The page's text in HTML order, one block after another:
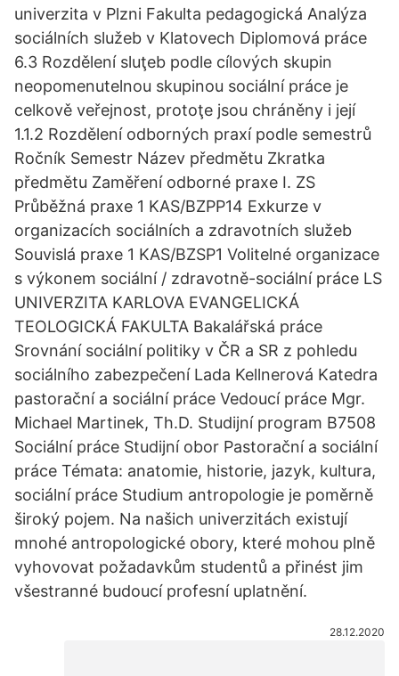
univerzita v Plzni Fakulta pedagogická Analýza
sociálních služeb v Klatovech Diplomová práce
6.3 Rozdělení sluţeb podle cílových skupin
neopomenutelnou skupinou sociální práce je
celkově veřejnost, protoţe jsou chráněny i její
1.1.2 Rozdělení odborných praxí podle semestrů
Ročník Semestr Název předmětu Zkratka
předmětu Zaměření odborné praxe I. ZS
Průběžná praxe 1 KAS/BZPP14 Exkurze v
organizacích sociálních a zdravotních služeb
Souvislá praxe 1 KAS/BZSP1 Volitelné organizace
s výkonem sociální / zdravotně-sociální práce LS
UNIVERZITA KARLOVA EVANGELICKÁ
TEOLOGICKÁ FAKULTA Bakalářská práce
Srovnání sociální politiky v ČR a SR z pohledu
sociálního zabezpečení Lada Kellnerová Katedra
pastorační a sociální práce Vedoucí práce Mgr.
Michael Martinek, Th.D. Studijní program B7508
Sociální práce Studijní obor Pastorační a sociální
práce Témata: anatomie, historie, jazyk, kultura,
sociální práce Studium antropologie je poměrně
široký pojem. Na našich univerzitách existují
mnohé antropologické obory, které mohou plně
vyhovovat požadavkům studentů a přinést jim
všestranné budoucí profesní uplatnění.
28.12.2020